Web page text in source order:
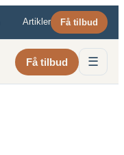
Artikler Få tilbud
Få tilbud ☰